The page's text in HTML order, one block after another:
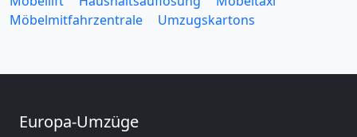
Möbelmitfahrzentrale
Umzugskartons
Europa-Umzüge